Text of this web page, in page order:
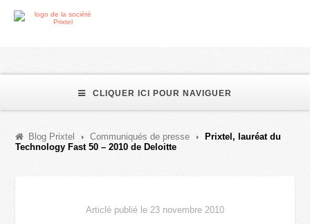
CLIQUER ICI POUR NAVIGUER
Blog Prixtel Communiqués de presse
Prixtel, lauréat du
Technology Fast 50 – 2010 de Deloitte
Articlé publié le 23 novembre 2010